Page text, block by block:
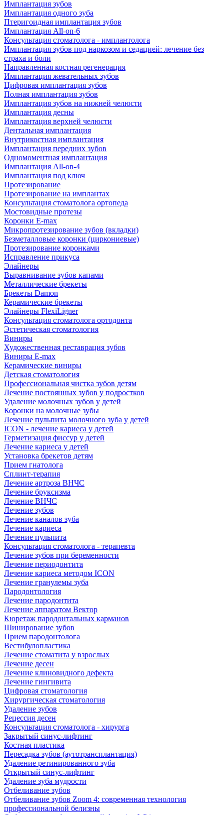
Имплантация зубов
Имплантация одного зуба
Птеригоидная имплантация зубов
Имплантация All-on-6
Консультация стоматолога - имплантолога
Имплантация зубов под наркозом и седацией: лечение без
страха и боли
Направленная костная регенерация
Имплантация жевательных зубов
Цифровая имплантация зубов
Полная имплантация зубов
Имплантация зубов на нижней челюсти
Имплантация десны
Имплантация верхней челюсти
Дентальная имплантация
Внутрикостная имплантация
Имплантация передних зубов
Одномоментная имплантация
Имплантация All-on-4
Имплантация под ключ
Протезирование
Протезирование на имплантах
Консультация стоматолога ортопеда
Мостовидные протезы
Коронки E-max
Микропротезирование зубов (вкладки)
Безметалловые коронки (циркониевые)
Протезирование коронками
Исправление прикуса
Элайнеры
Выравнивание зубов капами
Металлические брекеты
Брекеты Damon
Керамические брекеты
Элайнеры FlexiLigner
Консультация стоматолога ортодонта
Эстетическая стоматология
Виниры
Художественная реставрация зубов
Виниры E-max
Керамические виниры
Детская стоматология
Профессиональная чистка зубов детям
Лечение постоянных зубов у подростков
Удаление молочных зубов у детей
Коронки на молочные зубы
Лечение пульпита молочного зуба у детей
ICON - лечение кариеса у детей
Герметизация фиссур у детей
Лечение кариеса у детей
Установка брекетов детям
Прием гнатолога
Сплинт-терапия
Лечение артроза ВНЧС
Лечение бруксизма
Лечение ВНЧС
Лечение зубов
Лечение каналов зуба
Лечение кариеса
Лечение пульпита
Консультация стоматолога - терапевта
Лечение зубов при беременности
Лечение периодонтита
Лечение кариеса методом ICON
Лечение гранулемы зуба
Пародонтология
Лечение пародонтита
Лечение аппаратом Вектор
Кюретаж пародонтальных карманов
Шинирование зубов
Прием пародонтолога
Вестибулопластика
Лечение стоматита у взрослых
Лечение десен
Лечение клиновидного дефекта
Лечение гингивита
Цифровая стоматология
Хирургическая стоматология
Удаление зубов
Рецессия десен
Консультация стоматолога - хирурга
Закрытый синус-лифтинг
Костная пластика
Пересадка зубов (аутотрансплантация)
Удаление ретинированного зуба
Открытый синус-лифтинг
Удаление зуба мудрости
Отбеливание зубов
Отбеливание зубов Zoom 4: современная технология
профессиональной белизны